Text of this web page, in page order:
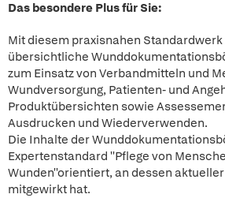
Das besondere Plus für Sie:
Mit diesem praxisnahen
übersichtliche
zum Einsatz von Verbandmitteln und
Wundversorgung, Patienten- und
Produktübersichten sowie
Ausdrucken und Wiederverwenden.
Die Inhalte der
Expertenstandard ''Pflege von
Wunden''orientiert, an dessen aktueller
mitgewirkt hat.